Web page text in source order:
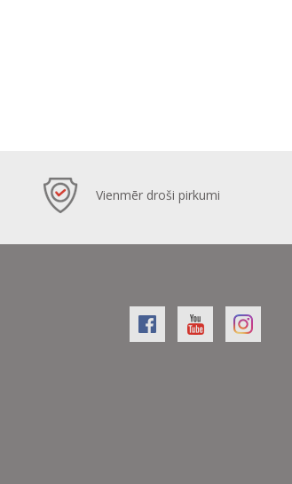
Vienmēr droši pirkumi